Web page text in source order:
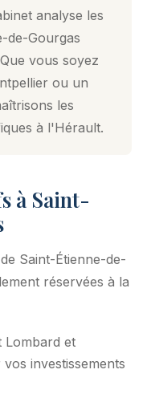
analyse les
de-Gourgas
vous soyez
ou un
les
à l'Hérault.
à Saint-
Saint-Étienne-de-
réservées à la
Lombard et
investissements